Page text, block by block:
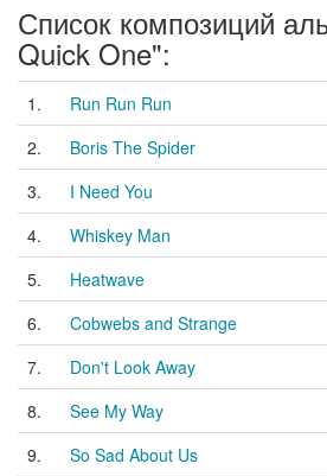
Список композиций
Quick One":
1.
Run Run Run
2.
Boris The Spider
3.
I Need You
4.
Whiskey Man
5.
Heatwave
6.
Cobwebs and Strange
7.
Don't Look Away
8.
See My Way
9.
So Sad About Us